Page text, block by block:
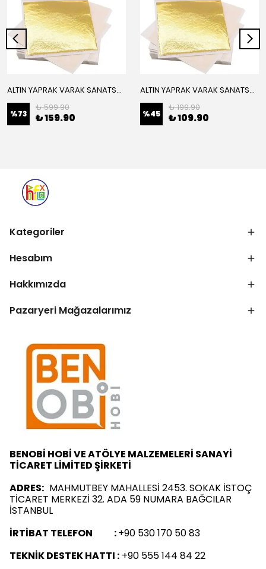
ALTIN YAPRAK VARAK SANATSAL BÜYÜK BOY FOLYO EPOKSİ REÇİNE NAİL ART 16 ADET 14X14 CM ALTIN RENK
%73
₺ 599.90
₺ 159.90
ALTIN YAPRAK VARAK SANATSAL BÜYÜK BOY FOLYO EPOKSİ REÇİNE NAİL ART 8 ADET ALTIN RENK 14X14 CM
%45
₺ 199.90
₺ 109.90
Kategoriler
Hesabım
Hakkımızda
Pazaryeri Mağazalarımız
BENOBİ HOBİ VE ATÖLYE MALZEMELERİ SANAYİ
TİCARET LİMİTED ŞİRKETİ
ADRES: MAHMUTBEY MAHALLESİ 2453. SOKAK İSTOÇ
TİCARET MERKEZİ 32. ADA 59 NUMARA BAĞCILAR
İSTANBUL
İRTİBAT TELEFON :+90 530 170 50 83
TEKNİK DESTEK HATTI : +90 555 144 84 22